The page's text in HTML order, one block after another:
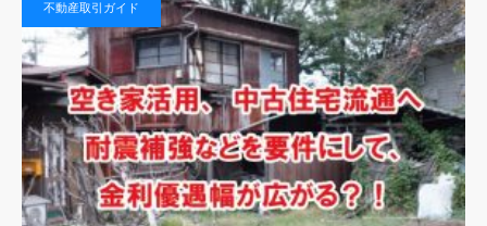
不動産取引ガイド